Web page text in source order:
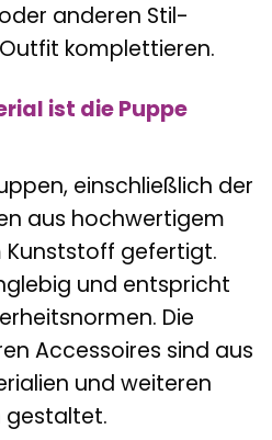
anderen Stil-
komplettieren.
ist die Puppe
einschließlich der
aus hochwertigem
gefertigt.
und entspricht
Die
Accessoires sind aus
und weiteren
gestaltet.